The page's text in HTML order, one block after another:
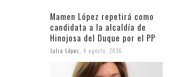
Mamen López repetirá como
candidata a la alcaldía de
Hinojosa del Duque por el PP
Julia López 4 agosto, 2026